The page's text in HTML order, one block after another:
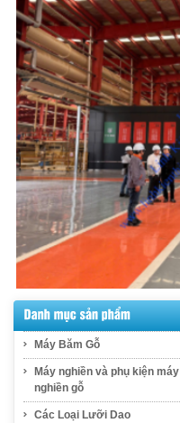
Máy Băm Gỗ
Máy nghiền và phụ kiện máy
nghiền gỗ
Các Loại Lưỡi Dao